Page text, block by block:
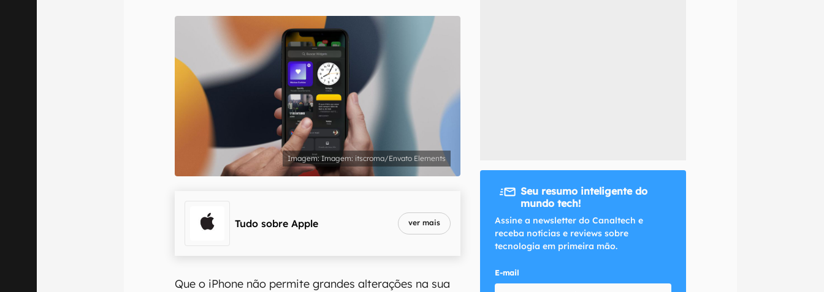
inscreva-se
Confirmo que li, aceito e concordo com os Termos de Uso e Política de Privacidade do Canaltech.
Imagem: itscroma/Envato Elements
Tudo sobre Apple ver mais
Que o iPhone não permite grandes alterações na sua
Seu resumo inteligente do
mundo tech!
Assine a newsletter do Canaltech e
receba notícias e reviews sobre
tecnologia em primeira mão.
E-mail